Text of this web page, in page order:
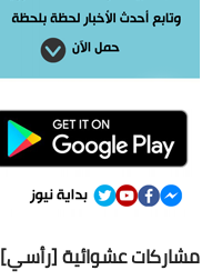
مشاركات عشوائية [رأسي]